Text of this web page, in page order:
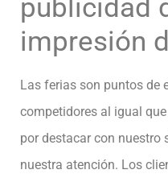
publicidad
impresión
Las ferias son puntos de
competidores al igual
por destacar con nuestro
nuestra atención. Los